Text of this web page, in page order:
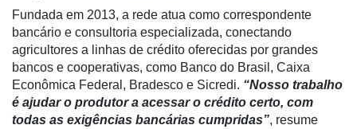
Notícias
Destaque
Mercado
Fundada em 2013, a rede atua como correspondente
bancário e consultoria especializada, conectando
agricultores a linhas de crédito oferecidas por grandes
bancos e cooperativas, como Banco do Brasil, Caixa
Econômica Federal, Bradesco e Sicredi. “Nosso trabalho
é ajudar o produtor a acessar o crédito certo, com
todas as exigências bancárias cumpridas”, resume